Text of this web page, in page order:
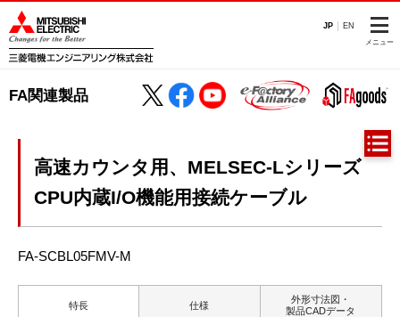
JP EN
メニュー
FA関連製品
高速カウンタ用、MELSEC-Lシリーズ
CPU内蔵I/O機能用接続ケーブル
FA-SCBL05FMV-M
特長 仕様
外形寸法図・
製品CADデータ